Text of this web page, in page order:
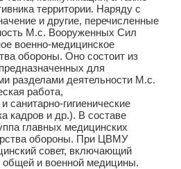
территории. Наряду с
и другие, перечисленные
М.с. Вооруженных Сил
военно-медицинское
обороны. Оно состоит из
для
разделами деятельности М.с.
работа,
санитарно-гигиенические
кадров и др.). В составе
главных медицинских
обороны. При ЦВМУ
совет, включающий
и военной медицины.